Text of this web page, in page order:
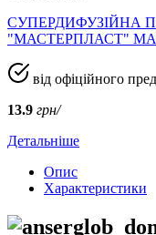
СУПЕРДИФУЗІЙНА
"МАСТЕРПЛАСТ"
від офіційного
13.9 грн/
Детальніше
Опис
Характеристики